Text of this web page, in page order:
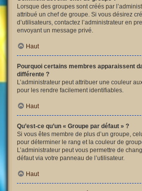
Lorsque des groupes sont créés par
attribué un chef de groupe. Si vous désirez
d’utilisateurs, contactez l’administrateur en
envoyant un message privé.
Haut
Pourquoi certains membres apparaissent
différente ?
L’administrateur peut attribuer une couleur
pour les rendre facilement identifiables.
Haut
Qu’est-ce qu’un « Groupe par défaut » ?
Si vous êtes membre de plus d’un groupe,
pour déterminer le rang et la couleur de
L’administrateur peut vous permettre de
défaut via votre panneau de l’utilisateur.
Haut